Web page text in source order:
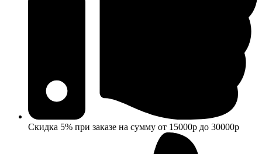
Скидка 5% при заказе на сумму от 15000р до 30000р